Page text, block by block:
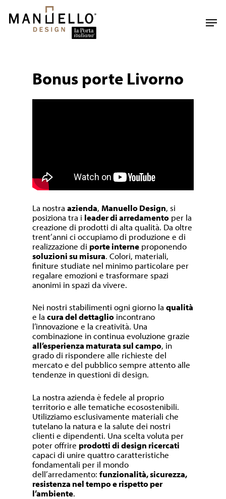
main
Bonus porte Livorno
La nostraazienda, Manuello Design, si
posiziona tra i leader di arredamento per la
creazione di prodotti di alta qualità. Da oltre
trent’anni ci occupiamo di produzione e di
realizzazione di porte interne proponendo
soluzioni su misura. Colori, materiali,
finiture studiate nel minimo particolare per
regalare emozioni e trasformare spazi
anonimi in spazi da vivere.
Nei nostri stabilimenti ogni giorno laqualità
e lacura del dettaglio incontrano
l’innovazione e la creatività. Una
combinazione in continua evoluzione grazie
all’esperienza maturata sul campo, in
grado di rispondere alle richieste del
mercato e del pubblico sempre attento alle
tendenze in questioni di design.
La nostra azienda è fedele al proprio
territorio e alle tematiche ecosostenibili.
Utilizziamo esclusivamente materiali che
tutelano la natura e la salute dei nostri
clienti e dipendenti. Una scelta voluta per
poter offrire prodotti di design ricercati
capaci di unire quattro caratteristiche
fondamentali per il mondo
dell’arredamento:funzionalità, sicurezza,
resistenza nel tempo e rispetto per
l’ambiente.